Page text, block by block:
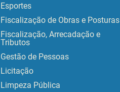
Esportes
Fiscalização de Obras e Posturas
Fiscalização, Arrecadação e
Tributos
Gestão de Pessoas
Licitação
Limpeza Pública